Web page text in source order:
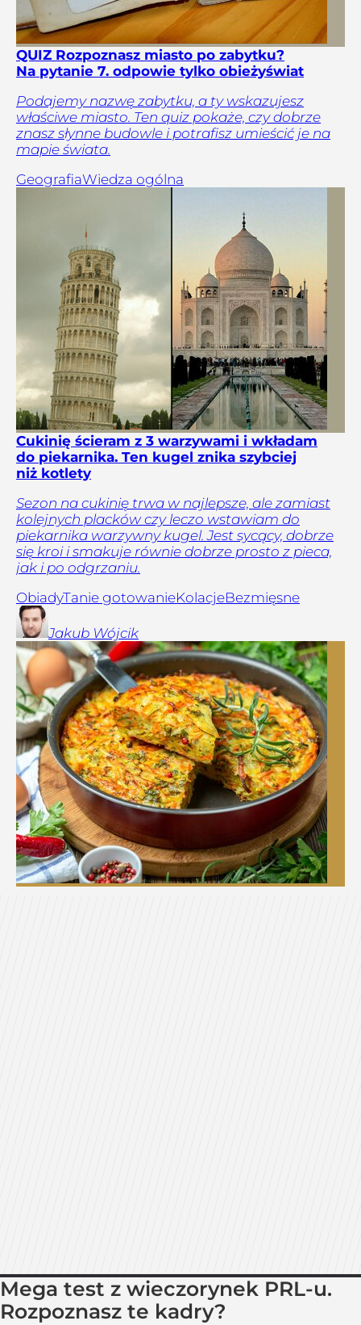
QUIZ Rozpoznasz miasto po zabytku?
Na pytanie 7. odpowie tylko obieżyświat
Podajemy nazwę zabytku, a ty wskazujesz
właściwe miasto. Ten quiz pokaże, czy dobrze
znasz słynne budowle i potrafisz umieścić je na
mapie świata.
GeografiaWiedza ogólna
Cukinię ścieram z 3 warzywami i wkładam
do piekarnika. Ten kugel znika szybciej
niż kotlety
Sezon na cukinię trwa w najlepsze, ale zamiast
kolejnych placków czy leczo wstawiam do
piekarnika warzywny kugel. Jest sycący, dobrze
się kroi i smakuje równie dobrze prosto z pieca,
jak i po odgrzaniu.
ObiadyTanie gotowanieKolacjeBezmięsne
Jakub Wójcik
Mega test z wieczorynek PRL-u.
Rozpoznasz te kadry?